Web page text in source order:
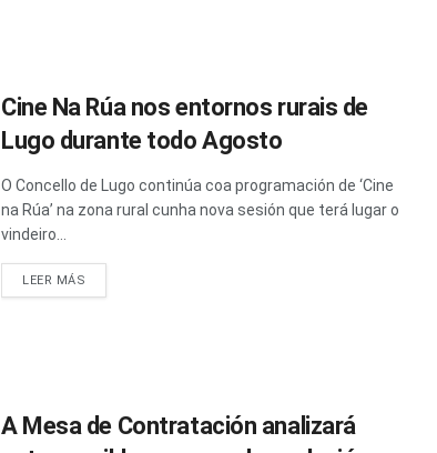
Cine Na Rúa nos entornos rurais de
Lugo durante todo Agosto
O Concello de Lugo continúa coa programación de ‘Cine
na Rúa’ na zona rural cunha nova sesión que terá lugar o
vindeiro...
LEER MÁS
A Mesa de Contratación analizará